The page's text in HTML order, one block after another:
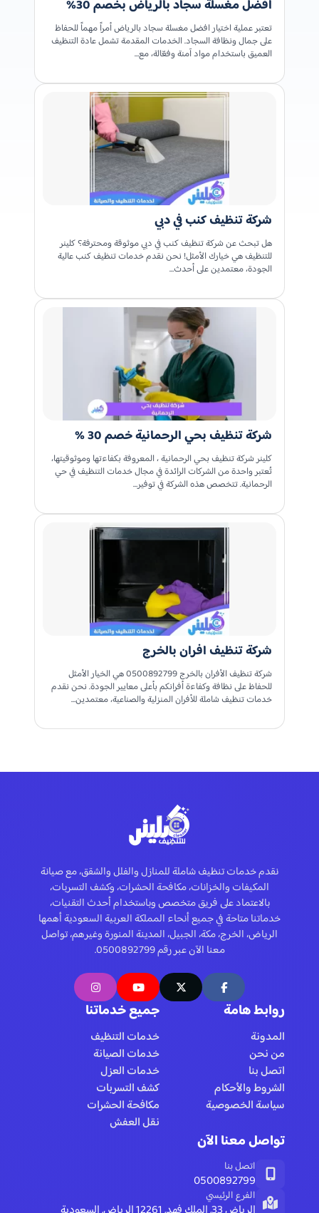
افضل مغسلة سجاد بالرياض بخصم 30%
تعتبر عملية اختيار افضل مغسلة سجاد بالرياض أمراً مهماً للحفاظ
على جمال ونظافة السجاد. الخدمات المقدمة تشمل عادة التنظيف
العميق باستخدام مواد آمنة وفعّالة، مع…
شركة تنظيف كنب في دبي
هل تبحث عن شركة تنظيف كنب في دبي موثوقة ومحترفة؟ كلينر
للتنظيف هي خيارك الأمثل! نحن نقدم خدمات تنظيف كنب عالية
الجودة، معتمدين على أحدث…
شركة تنظيف بحي الرحمانية خصم 30 %
كلينر شركة تنظيف بحي الرحمانية ، المعروفة بكفاءتها وموثوقيتها،
تُعتبر واحدة من الشركات الرائدة في مجال خدمات التنظيف في حي
الرحمانية. تتخصص هذه الشركة في توفير…
شركة تنظيف افران بالخرج
شركة تنظيف الأفران بالخرج 0500892799 هي الخيار الأمثل
للحفاظ على نظافة وكفاءة أفرانكم بأعلى معايير الجودة. نحن نقدم
خدمات تنظيف شاملة للأفران المنزلية والصناعية، معتمدين…
نقدم خدمات تنظيف شاملة للمنازل والفلل والشقق، مع صيانة
المكيفات والخزانات، مكافحة الحشرات، وكشف التسربات،
بالاعتماد على فريق متخصص وباستخدام أحدث التقنيات،
خدماتنا متاحة في جميع أنحاء المملكة العربية السعودية أهمها
الرياض، الخرج، مكة، الجبيل، المدينة المنورة وغيرهم، تواصل
معنا الآن عبر رقم 0500892799.
روابط هامة
المدونة
من نحن
اتصل بنا
الشروط والأحكام
سياسة الخصوصية
جميع خدماتنا
خدمات التنظيف
خدمات الصيانة
خدمات العزل
كشف التسربات
مكافحة الحشرات
نقل العفش
تواصل معنا الآن
اتصل بنا
0500892799
الفرع الرئيسي